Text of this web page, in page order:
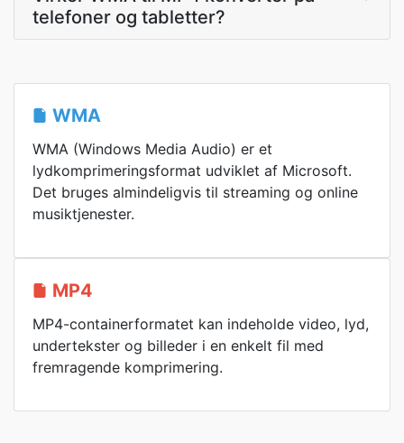
telefoner og tabletter?
WMA
WMA (Windows Media Audio) er et
lydkomprimeringsformat udviklet af Microsoft.
Det bruges almindeligvis til streaming og online
musiktjenester.
MP4
MP4-containerformatet kan indeholde video, lyd,
undertekster og billeder i en enkelt fil med
fremragende komprimering.